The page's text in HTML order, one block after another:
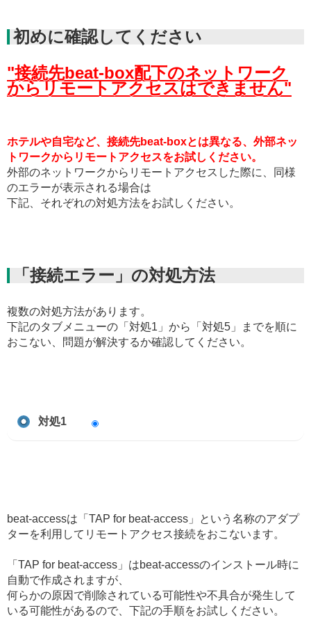
初めに確認してください
"接続先beat-box配下のネットワーク
からリモートアクセスはできません"
ホテルや自宅など、接続先beat-boxとは異なる、外部ネッ
トワークからリモートアクセスをお試しください。
外部のネットワークからリモートアクセスした際に、同様
のエラーが表示される場合は
下記、それぞれの対処方法をお試しください。
「接続エラー」の対処方法
複数の対処方法があります。
下記のタブメニューの「対処1」から「対処5」までを順に
おこない、問題が解決するか確認してください。
対処1
beat-accessは「TAP for beat-access」という名称のアダプ
ターを利用してリモートアクセス接続をおこないます。
「TAP for beat-access」はbeat-accessのインストール時に
自動で作成されますが、
何らかの原因で削除されている可能性や不具合が発生して
いる可能性があるので、下記の手順をお試しください。